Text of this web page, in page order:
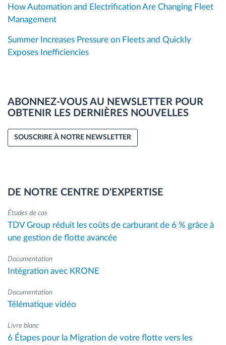
How Automation and Electrification Are Changing Fleet
Management
Summer Increases Pressure on Fleets and Quickly
Exposes Inefficiencies
ABONNEZ-VOUS AU NEWSLETTER POUR
OBTENIR LES DERNIÈRES NOUVELLES
SOUSCRIRE À NOTRE NEWSLETTER
DE NOTRE CENTRE D'EXPERTISE
Études de cas
TDV Group réduit les coûts de carburant de 6 % grâce à
une gestion de flotte avancée
Documentation
Intégration avec KRONE
Documentation
Télématique vidéo
Livre blanc
6 Étapes pour la Migration de votre flotte vers les